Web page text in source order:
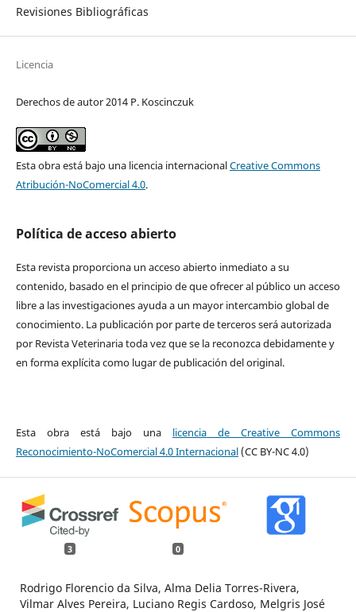
Revisiones Bibliográficas
Licencia
Derechos de autor 2014 P. Koscinczuk
Esta obra está bajo una licencia internacionalCreative Commons
Atribución-NoComercial 4.0.
Política de acceso abierto
Esta revista proporciona un acceso abierto inmediato a su
contenido, basado en el principio de que ofrecer al público un acceso
libre a las investigaciones ayuda a un mayor intercambio global de
conocimiento. La publicación por parte de terceros será autorizada
por Revista Veterinaria toda vez que se la reconozca debidamente y
en forma explícita como lugar de publicación del original.
Esta obra está bajo una licencia de Creative Commons
Reconocimiento-NoComercial 4.0 Internacional(CC BY-NC 4.0)
3 0
Rodrigo Florencio da Silva, Alma Delia Torres-Rivera,
Vilmar Alves Pereira, Luciano Regis Cardoso, Melgris José